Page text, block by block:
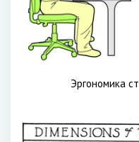
Эргономика